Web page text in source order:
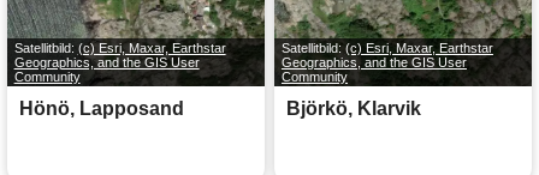
Satellitbild: (c) Esri, Maxar, Earthstar
Geographics, and the GIS User
Community
Hönö, Lapposand
Satellitbild: (c) Esri, Maxar, Earthstar
Geographics, and the GIS User
Community
Björkö, Klarvik